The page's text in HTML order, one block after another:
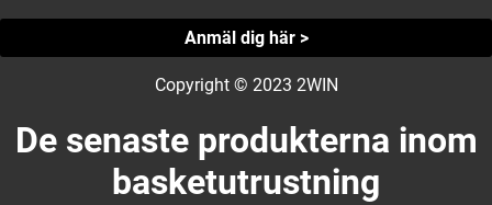
Anmäl dig här >
Copyright © 2023 2WIN
De senaste produkterna inom
basketutrustning